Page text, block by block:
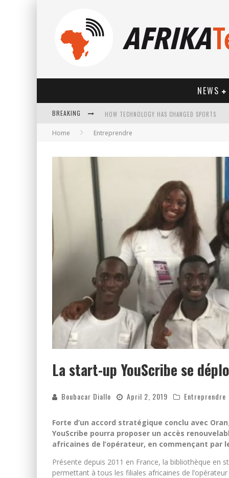
NEWS
BREAKING HOW TECHNOLOGY HAS CHANGED SPORTS
Home Entreprendre
La start-up YouScribe se
Boubacar Diallo April 2, 2019 Entreprendre
Forte d’un accord stratégique conclu avec
YouScribe pourra proposer un accès
africaines de l’opérateur, en commençant par
Présente depuis 2011 en France, la bibliothèque en
permettant à tous les filiales africaines de